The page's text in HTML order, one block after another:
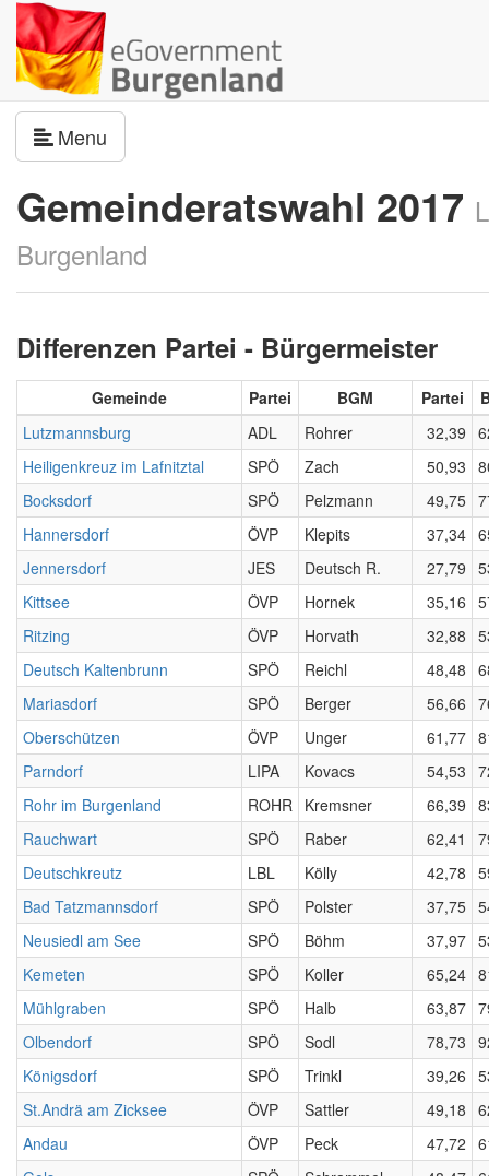
Menu
Gemeinderatswahl 2017
Burgenland
Differenzen Partei - Bürgermeister
Gemeinde Partei BGM Partei
Lutzmannsburg
ADL Rohrer 32,39
Heiligenkreuz im Lafnitztal
SPÖ Zach 50,93
Bocksdorf
SPÖ Pelzmann 49,75
Hannersdorf
ÖVP Klepits 37,34
Jennersdorf
JES Deutsch R. 27,79
Kittsee
ÖVP Hornek 35,16
Ritzing
ÖVP Horvath 32,88
Deutsch Kaltenbrunn
SPÖ Reichl 48,48
Mariasdorf
SPÖ Berger 56,66
Oberschützen
ÖVP Unger 61,77
Parndorf
LIPA Kovacs 54,53
Rohr im Burgenland
ROHR Kremsner 66,39
Rauchwart
SPÖ Raber 62,41
Deutschkreutz
LBL Kölly 42,78
Bad Tatzmannsdorf
SPÖ Polster 37,75
Neusiedl am See
SPÖ Böhm 37,97
Kemeten
SPÖ Koller 65,24
Mühlgraben
SPÖ Halb 63,87
Olbendorf
SPÖ Sodl 78,73
Königsdorf
SPÖ Trinkl 39,26
St.Andrä am Zicksee
ÖVP Sattler 49,18
Andau
ÖVP Peck 47,72